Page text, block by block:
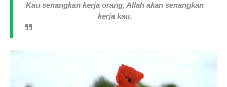
Kau senangkan kerja orang, Allah akan senangkan
kerja kau.